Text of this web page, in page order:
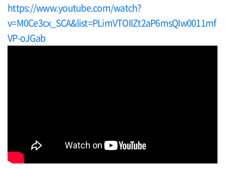
https://www.youtube.com/watch?
v=M0Ce3cx_SCA&list=PLimVTOIIZt2aP6msQIw0011mf
VP-oJGab